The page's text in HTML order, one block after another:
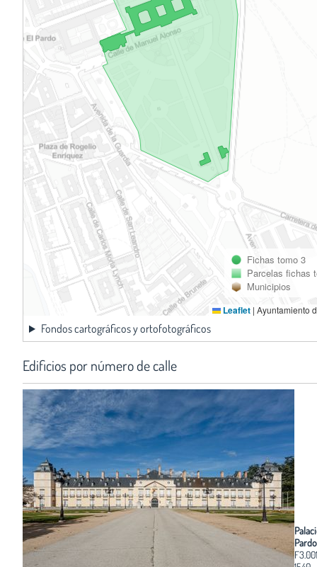
Fichas tomo 3
Parcelas fichas
Municipios
Leaflet | Ayuntamiento
Fondos cartográficos y ortofotográficos
Edificios por número de calle
Pardo
F3.001